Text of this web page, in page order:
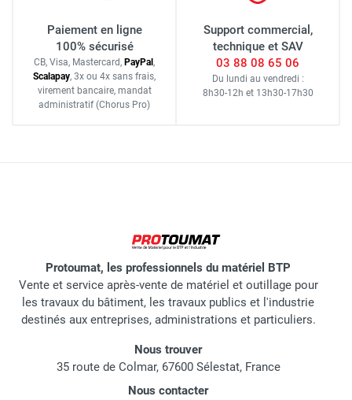
Paiement en ligne
100% sécurisé
CB, Visa, Mastercard, PayPal,
Scalapay, 3x ou 4x sans frais,
virement bancaire, mandat
administratif (Chorus Pro)
Support commercial,
technique et SAV
03 88 08 65 06
Du lundi au vendredi :
8h30-12h et 13h30-17h30
Protoumat, les professionnels du matériel BTP
Vente et service après-vente de matériel et outillage pour
les travaux du bâtiment, les travaux publics et l'industrie
destinés aux entreprises, administrations et particuliers.
Nous trouver
35 route de Colmar, 67600 Sélestat, France
Nous contacter